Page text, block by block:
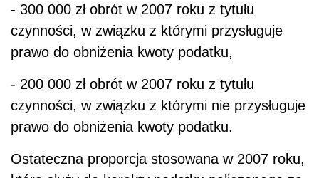
- 300 000 zł obrót w 2007 roku z tytułu
czynności, w związku z którymi przysługuje
prawo do obniżenia kwoty podatku,
- 200 000 zł obrót w 2007 roku z tytułu
czynności, w związku z którymi nie przysługuje
prawo do obniżenia kwoty podatku.
Ostateczna proporcja stosowana w 2007 roku,